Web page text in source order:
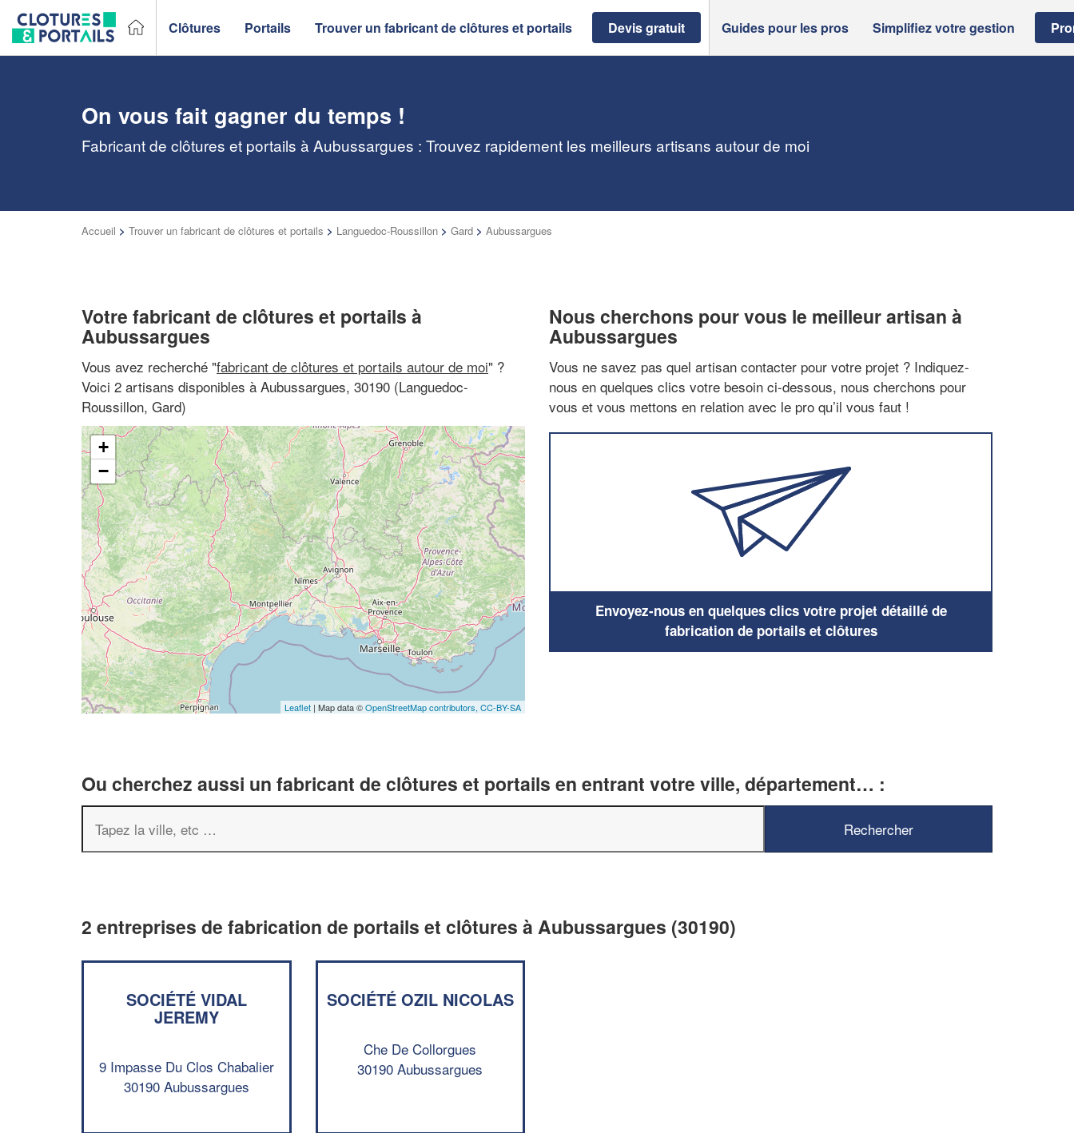
Clôtures Portails Trouver un fabricant de clôtures et portails Devis gratuit Guides pour les pros Simplifiez votre gestion
On vous fait gagner du temps !
Fabricant de clôtures et portails à Aubussargues : Trouvez rapidement les meilleurs artisans autour de moi
Accueil > Trouver un fabricant de clôtures et portails > Languedoc-Roussillon > Gard > Aubussargues
Votre fabricant de clôtures et portails à
Aubussargues
Vous avez recherché "fabricant de clôtures et portails autour de moi" ?
Voici 2 artisans disponibles à Aubussargues, 30190 (Languedoc-
Roussillon, Gard)
+
−
Leaflet | Map data ©OpenStreetMap contributors, CC-BY-SA
Nous cherchons pour vous le meilleur artisan à
Aubussargues
Vous ne savez pas quel artisan contacter pour votre projet ? Indiquez-
nous en quelques clics votre besoin ci-dessous, nous cherchons pour
vous et vous mettons en relation avec le pro qu’il vous faut !
Envoyez-nous en quelques clics votre projet détaillé de
fabrication de portails et clôtures
Ou cherchez aussi un fabricant de clôtures et portails en entrant votre ville, département… :
2 entreprises de fabrication de portails et clôtures à Aubussargues (30190)
SOCIÉTÉ VIDAL
JEREMY
9 Impasse Du Clos Chabalier
30190 Aubussargues
SOCIÉTÉ OZIL NICOLAS
Che De Collorgues
30190 Aubussargues
Vous êtes un
professionnel ?